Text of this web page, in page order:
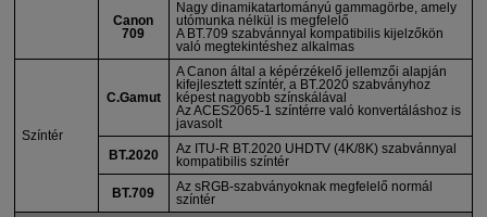
Canon
709
Nagy dinamikatartományú gammagörbe, amely
utómunka nélkül is megfelelő
A BT.709 szabvánnyal kompatibilis kijelzőkön
való megtekintéshez alkalmas
Színtér
C.Gamut
A Canon által a képérzékelő jellemzői alapján
kifejlesztett színtér, a BT.2020 szabványhoz
képest nagyobb színskálával
Az ACES2065-1 színtérre való konvertáláshoz is
javasolt
BT.2020 Az ITU-R BT.2020 UHDTV (4K/8K) szabvánnyal
kompatibilis színtér
BT.709
Az sRGB-szabványoknak megfelelő normál
színtér